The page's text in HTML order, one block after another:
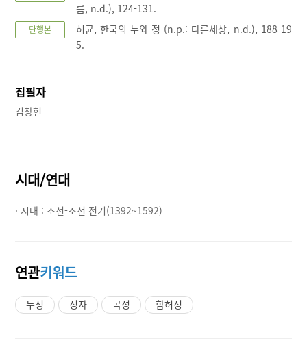
름, n.d.), 124-131.
단행본
허균, 한국의 누와 정 (n.p.: 다른세상, n.d.), 188-19
5.
집필자
김창현
시대/연대
· 시대 : 조선-조선 전기(1392~1592)
연관키워드
누정 정자 곡성 함허정